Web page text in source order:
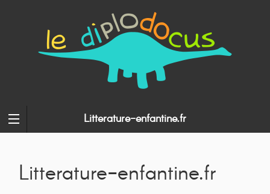
Litterature-enfantine.fr
Litterature-enfantine.fr